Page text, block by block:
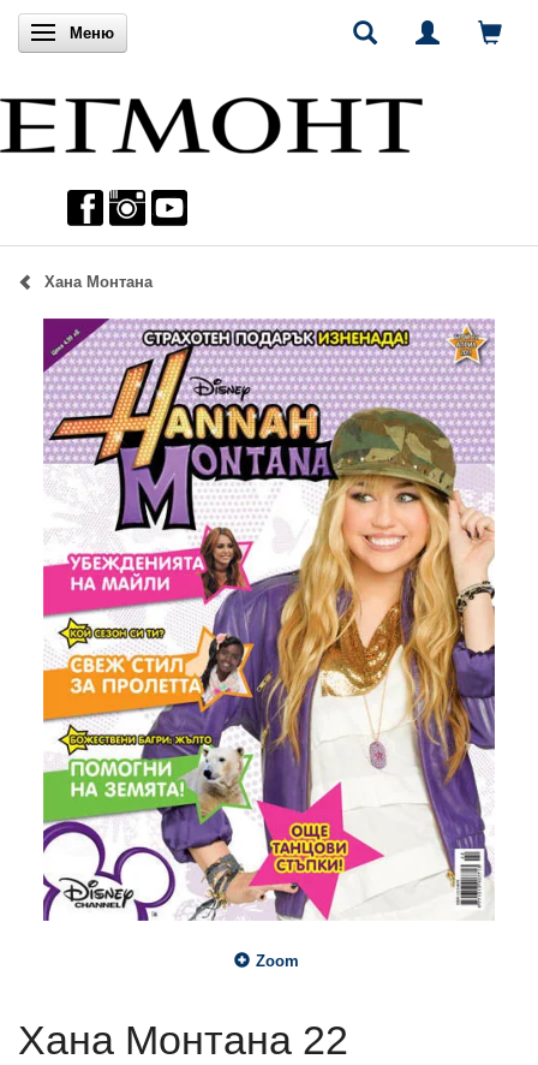
Включи навигацията
Меню
Хана Монтана
Zoom
Хана Монтана 22